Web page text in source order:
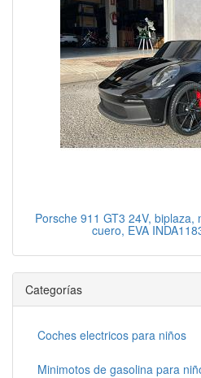
Porsche 911 GT3 24V,
cuero, EVA
Categorías
Coches electricos para niños
Minimotos de gasolina para